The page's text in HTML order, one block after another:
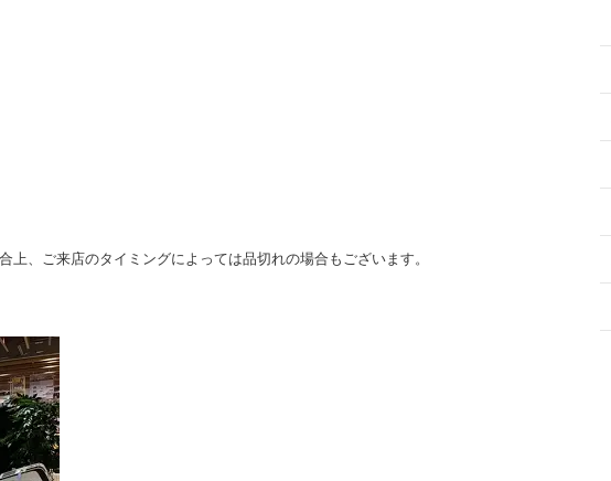
、ご来店のタイミングによっては品切れの場合もございます。